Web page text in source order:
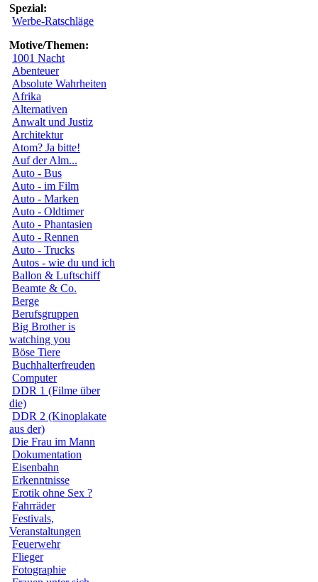
Spezial:
Werbe-Ratschläge
Motive/Themen:
1001 Nacht
Abenteuer
Absolute Wahrheiten
Afrika
Alternativen
Anwalt und Justiz
Architektur
Atom? Ja bitte!
Auf der Alm...
Auto - Bus
Auto - im Film
Auto - Marken
Auto - Oldtimer
Auto - Phantasien
Auto - Rennen
Auto - Trucks
Autos - wie du und ich
Ballon & Luftschiff
Beamte & Co.
Berge
Berufsgruppen
Big Brother is
watching you
Böse Tiere
Buchhalterfreuden
Computer
DDR 1 (Filme über
die)
DDR 2 (Kinoplakate
aus der)
Die Frau im Mann
Dokumentation
Eisenbahn
Erkenntnisse
Erotik ohne Sex ?
Fahrräder
Festivals,
Veranstaltungen
Feuerwehr
Flieger
Fotographie